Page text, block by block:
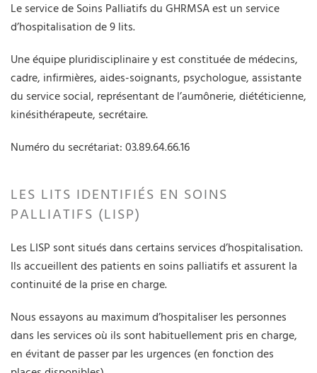
Le service de Soins Palliatifs du GHRMSA est un service
d’hospitalisation de 9 lits.
Une équipe pluridisciplinaire y est constituée de médecins,
cadre, infirmières, aides-soignants, psychologue, assistante
du service social, représentant de l’aumônerie, diététicienne,
kinésithérapeute, secrétaire.
Numéro du secrétariat: 03.89.64.66.16
LES LITS IDENTIFIÉS EN SOINS
PALLIATIFS (LISP)
Les LISP sont situés dans certains services d’hospitalisation.
Ils accueillent des patients en soins palliatifs et assurent la
continuité de la prise en charge.
Nous essayons au maximum d’hospitaliser les personnes
dans les services où ils sont habituellement pris en charge,
en évitant de passer par les urgences (en fonction des